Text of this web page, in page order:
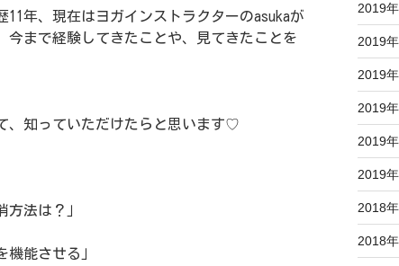
11年、現在はヨガインストラクターのasukaが
今まで経験してきたことや、見てきたことを
、知っていただけたらと思います♡
方法は？」
機能させる」
2019
2019
2019
2019
2019
2019
2018
2018